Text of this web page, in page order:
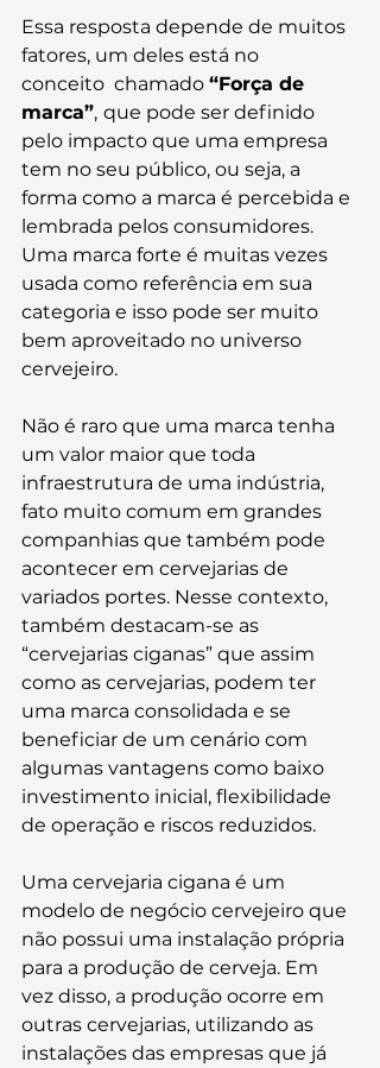
Essa resposta depende de muitos
fatores, um deles está no
conceito  chamado “Força de
marca”, que pode ser definido
pelo impacto que uma empresa
tem no seu público, ou seja, a
forma como a marca é percebida e
lembrada pelos consumidores.
Uma marca forte é muitas vezes
usada como referência em sua
categoria e isso pode ser muito
bem aproveitado no universo
cervejeiro.
Não é raro que uma marca tenha
um valor maior que toda
infraestrutura de uma indústria,
fato muito comum em grandes
companhias que também pode
acontecer em cervejarias de
variados portes. Nesse contexto,
também destacam-se as
“cervejarias ciganas” que assim
como as cervejarias, podem ter
uma marca consolidada e se
beneficiar de um cenário com
algumas vantagens como baixo
investimento inicial, flexibilidade
de operação e riscos reduzidos.
Uma cervejaria cigana é um
modelo de negócio cervejeiro que
não possui uma instalação própria
para a produção de cerveja. Em
vez disso, a produção ocorre em
outras cervejarias, utilizando as
instalações das empresas que já